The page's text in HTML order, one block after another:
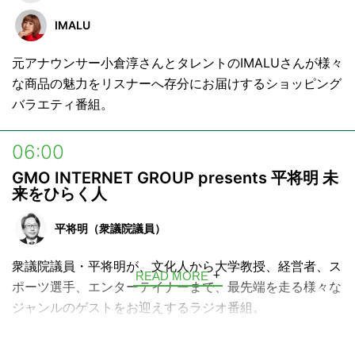
IMALU
元アナウンサー小倉淳さんとタレントのIMALUさんが様々
な商品の魅力をリスナーへ存分にお届けするショッピング
バラエティ番組。
06:00
GMO INTERNET GROUP presents 平将明 未
来をひらく人
平将明（衆議院議員）
衆議院議員・平将明が、文化人から大学教授、経営者、ス
ポーツ選手、エンターテイナーまで、最先端を走る様々な
ジャンルのゲストをお迎えするラジオ番組。
READ MORE